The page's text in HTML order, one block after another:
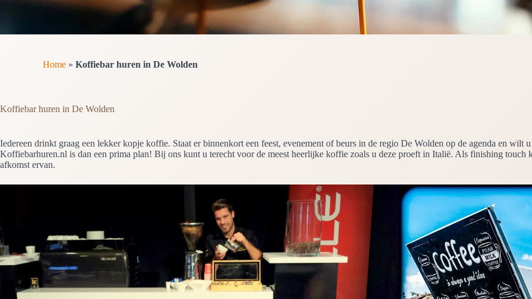
Home» Koffiebar huren in De Wolden
Koffiebar huren in De Wolden
Iedereen drinkt graag een lekker kopje koffie. Staat er binnenkort een feest, evenement of beurs in de regio De Wolden op de agenda en
Koffiebarhuren.nl is dan een prima plan! Bij ons kunt u terecht voor de meest heerlijke koffie zoals u deze proeft in Italië. Als finishing touch
afkomst ervan.